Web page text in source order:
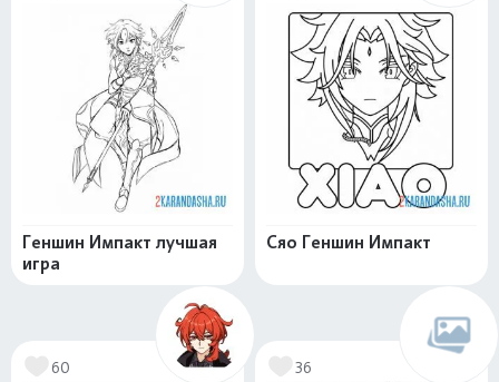
Геншин Импакт лучшая
игра
Сяо Геншин Импакт
60 36